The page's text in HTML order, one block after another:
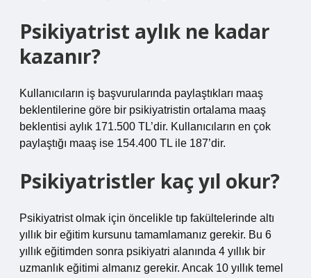
Psikiyatrist aylık ne kadar
kazanır?
Kullanıcıların iş başvurularında paylaştıkları maaş
beklentilerine göre bir psikiyatristin ortalama maaş
beklentisi aylık 171.500 TL’dir. Kullanıcıların en çok
paylaştığı maaş ise 154.400 TL ile 187’dir.
Psikiyatristler kaç yıl okur?
Psikiyatrist olmak için öncelikle tıp fakültelerinde altı
yıllık bir eğitim kursunu tamamlamanız gerekir. Bu 6
yıllık eğitimden sonra psikiyatri alanında 4 yıllık bir
uzmanlık eğitimi almanız gerekir. Ancak 10 yıllık temel